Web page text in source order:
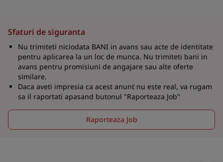
Sfaturi de siguranta
Nu trimiteti niciodata BANI in avans sau acte de identitate
pentru aplicarea la un loc de munca. Nu trimiteti bani in
avans pentru promisiuni de angajare sau alte oferte
similare.
Daca aveti impresia ca acest anunt nu este real, va rugam
sa il raportati apasand butonul "Raporteaza Job"
Raporteaza Job